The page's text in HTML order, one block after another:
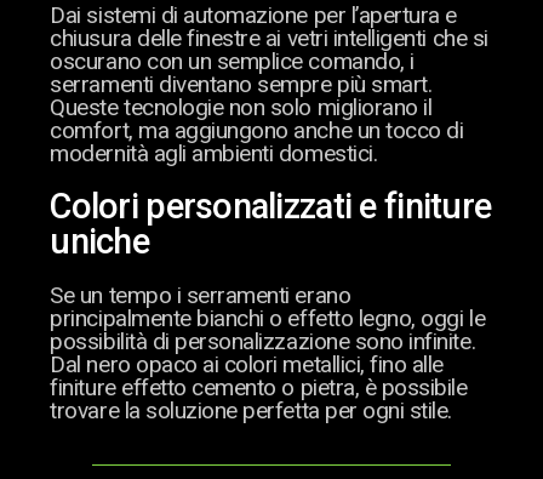
Dai sistemi di automazione per l’apertura e
chiusura delle finestre ai vetri intelligenti che si
oscurano con un semplice comando, i
serramenti diventano sempre più smart.
Queste tecnologie non solo migliorano il
comfort, ma aggiungono anche un tocco di
modernità agli ambienti domestici.
Colori personalizzati e finiture
uniche
Se un tempo i serramenti erano
principalmente bianchi o effetto legno, oggi le
possibilità di personalizzazione sono infinite.
Dal nero opaco ai colori metallici, fino alle
finiture effetto cemento o pietra, è possibile
trovare la soluzione perfetta per ogni stile.